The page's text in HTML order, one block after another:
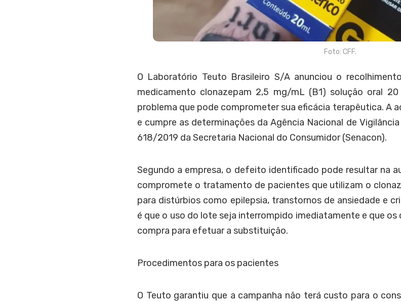
Foto: CFF.
O Laboratório Teuto Brasileiro S/A anunciou o
medicamento clonazepam 2,5 mg/mL (B1) solução oral
problema que pode comprometer sua eficácia terapêutica. A
e cumpre as determinações da Agência Nacional de
618/2019 da Secretaria Nacional do Consumidor (Senacon).
Segundo a empresa, o defeito identificado pode resultar na
compromete o tratamento de pacientes que utilizam o
para distúrbios como epilepsia, transtornos de ansiedade e
é que o uso do lote seja interrompido imediatamente e que
compra para efetuar a substituição.
Procedimentos para os pacientes
O Teuto garantiu que a campanha não terá custo para o